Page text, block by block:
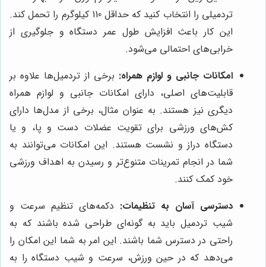
تردمیلی را انتخاب کنید که حداقل 110 کیلوگرم را تحمل کند.
این کار باعث افزایش طول عمر دستگاه و جلوگیری از
خرابی‌های احتمالی می‌شود.
امکانات جانبی و لوازم همراه: برخی از تردمیل‌ها علاوه بر
قابلیت‌های اصلی، دارای امکانات جانبی و لوازم همراه
دیگری نیز هستند. به عنوان مثال، برخی از مدل‌ها دارای
کش‌های ورزشی برای تقویت عضلات دست و پا، و یا
دستگاه دراز و نشست هستند. این امکانات می‌توانند به
شما در انجام تمرینات متنوع‌تر و رسیدن به اهداف ورزشی
خود کمک کنند.
دسترسی آسان به تنظیمات: دکمه‌های تنظیم سرعت و
شیب تردمیل باید به گونه‌ای طراحی شده باشند که به
راحتی در دسترس شما باشند. این امر به شما این امکان را
می‌دهد که در حین ورزش، سرعت و شیب دستگاه را به